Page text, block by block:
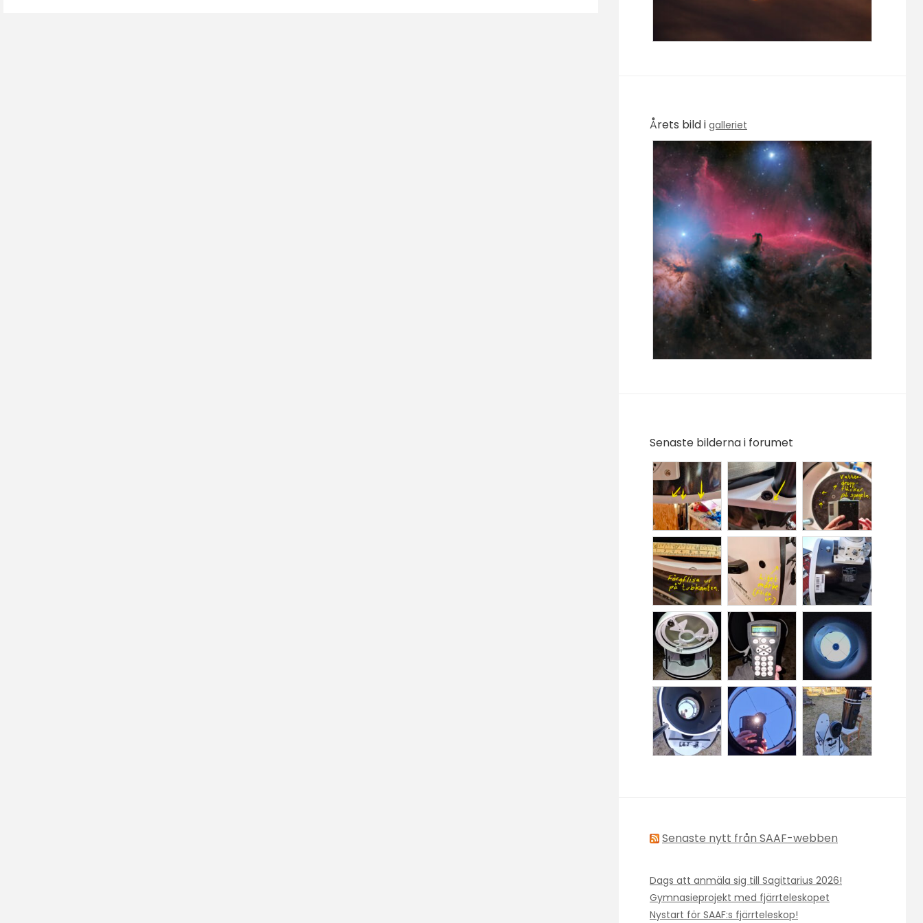
Årets bild i galleriet
Senaste bilderna i forumet
Senaste nytt från SAAF-webben
Dags att anmäla sig till Sagittarius 2026!
Gymnasieprojekt med fjärrteleskopet
Nystart för SAAF:s fjärrteleskop!